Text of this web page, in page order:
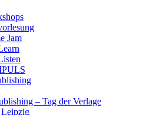
Jam
– Tag der Verlage